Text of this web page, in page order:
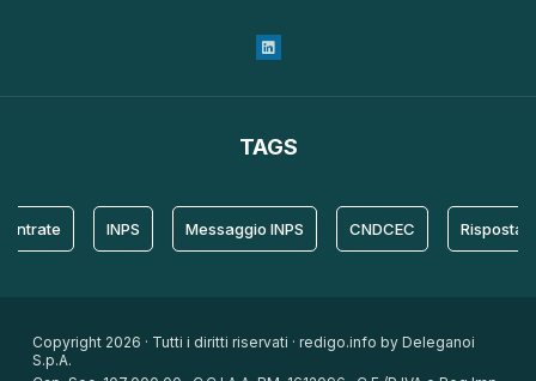
TAGS
Messaggio INPS CNDCEC Risposta
Copyright 2026 · Tutti i diritti riservati · redigo.info by Deleganoi
S.p.A.